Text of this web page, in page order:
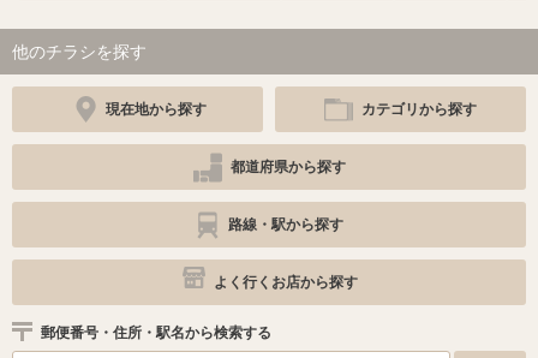
他のチラシを探す
現在地から探す カテゴリから探す
都道府県から探す
路線・駅から探す
よく行くお店から探す
郵便番号・住所・駅名から検索する